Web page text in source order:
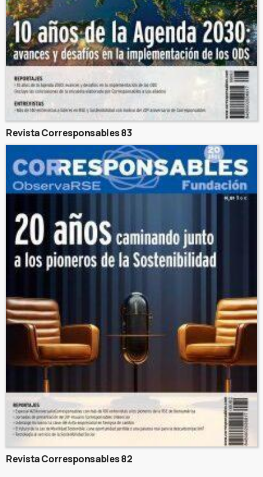
Revista Corresponsables 83
Revista Corresponsables 82